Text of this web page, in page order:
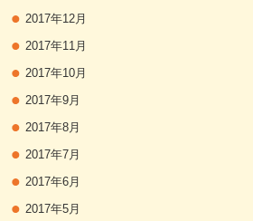
2017年12月
2017年11月
2017年10月
2017年9月
2017年8月
2017年7月
2017年6月
2017年5月